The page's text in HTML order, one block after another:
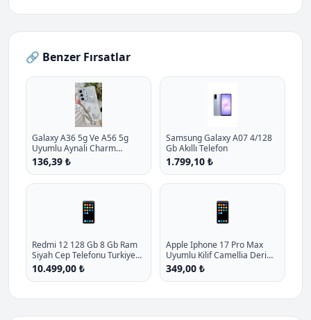
🔗 Benzer Fırsatlar
Galaxy A36 5g Ve A56 5g
Uyumlu Aynali Charm
Kelebek Oyuncakli Esnek
Silikon Kilif P - %10.9 İndirim
136,39 ₺
Samsung Galaxy A07 4/128
Gb Akıllı Telefon
1.799,10 ₺
📱
Redmi 12 128 Gb 8 Gb Ram
Siyah Cep Telefonu Turkiye
Garantili P - %28.3 İndirim
10.499,00 ₺
📱
Apple Iphone 17 Pro Max
Uyumlu Kilif Camellia Deri
Kilif Kahverengi P - %30.4
İndirim
349,00 ₺